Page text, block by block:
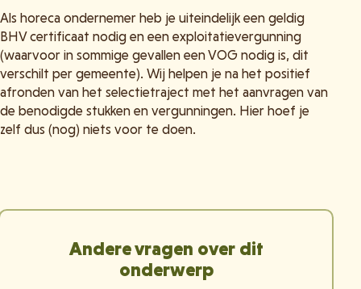
Als horeca ondernemer heb je uiteindelijk een geldig
BHV certificaat nodig en een exploitatievergunning
(waarvoor in sommige gevallen een VOG nodig is, dit
verschilt per gemeente). Wij helpen je na het positief
afronden van het selectietraject met het aanvragen van
de benodigde stukken en vergunningen. Hier hoef je
zelf dus (nog) niets voor te doen.
Andere vragen over dit
onderwerp